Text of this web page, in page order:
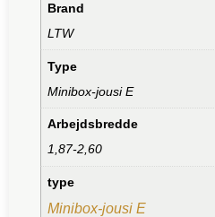
Brand
LTW
Type
Minibox-jousi E
Arbejdsbredde
1,87-2,60
type
Minibox-jousi E